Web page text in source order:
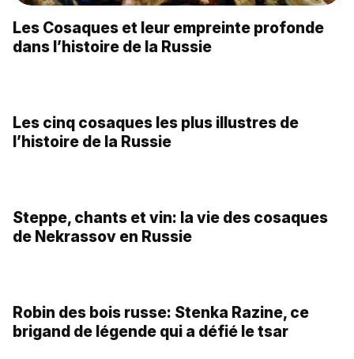
La révolte de Pougatchev, la plus terrible
insurrection paysanne de l’histoire de la